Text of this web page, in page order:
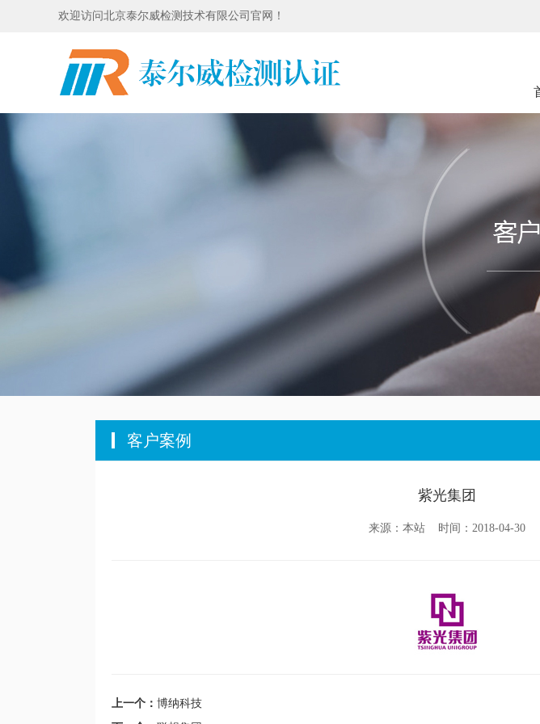
欢迎访问北京泰尔威检测技术有限公司官网！
客户案例
紫光集团
来源：本站 时间：2018-04-30
上一个： 博纳科技